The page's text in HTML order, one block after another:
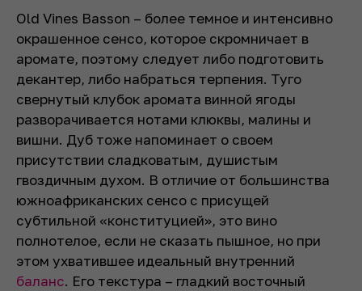
Old Vines Basson – более темное и интенсивно
окрашенное сенсо, которое скромничает в
аромате, поэтому следует либо подготовить
декантер, либо набраться терпения. Туго
свернутый клубок аромата винной ягоды
разворачивается нотами клюквы, малины и
вишни. Дуб тоже напоминает о своем
присутствии сладковатым, душистым
гвоздичным духом. В отличие от большинства
южноафриканских сенсо с присущей
субтильной «конституцией», это вино
полнотелое, если не сказать пышное, но при
этом ухватившее идеальный внутренний
баланс. Его текстура – гладкий восточный